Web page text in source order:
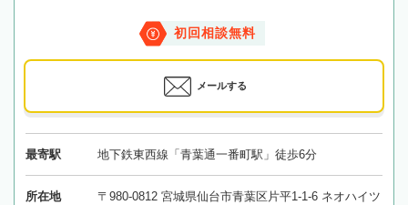
初回相談無料
メールする
最寄駅 地下鉄東西線「青葉通一番町駅」徒歩6分
所在地
〒980-0812 宮城県仙台市青葉区片平1-1-6 ネオハイツ